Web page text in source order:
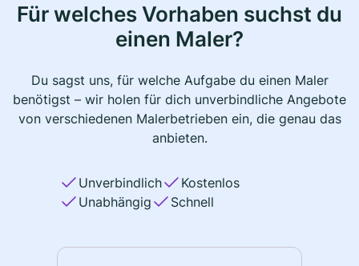
Für welches Vorhaben suchst du
einen Maler?
Du sagst uns, für welche Aufgabe du einen Maler
benötigst – wir holen für dich unverbindliche Angebote
von verschiedenen Malerbetrieben ein, die genau das
anbieten.
Unverbindlich
Kostenlos
Unabhängig
Schnell